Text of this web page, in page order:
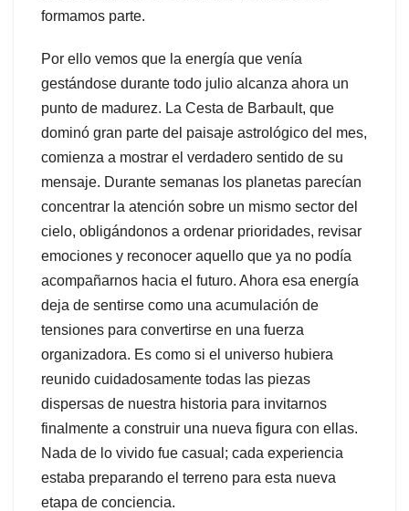
formamos parte.
Por ello vemos que la energía que venía
gestándose durante todo julio alcanza ahora un
punto de madurez. La Cesta de Barbault, que
dominó gran parte del paisaje astrológico del mes,
comienza a mostrar el verdadero sentido de su
mensaje. Durante semanas los planetas parecían
concentrar la atención sobre un mismo sector del
cielo, obligándonos a ordenar prioridades, revisar
emociones y reconocer aquello que ya no podía
acompañarnos hacia el futuro. Ahora esa energía
deja de sentirse como una acumulación de
tensiones para convertirse en una fuerza
organizadora. Es como si el universo hubiera
reunido cuidadosamente todas las piezas
dispersas de nuestra historia para invitarnos
finalmente a construir una nueva figura con ellas.
Nada de lo vivido fue casual; cada experiencia
estaba preparando el terreno para esta nueva
etapa de conciencia.